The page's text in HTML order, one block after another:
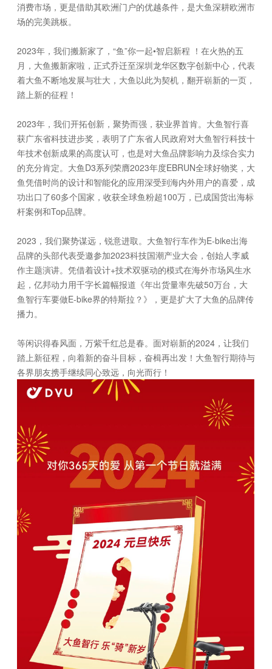
消费市场，更是借助其欧洲门户的优越条件，是大鱼深耕欧洲市
场的完美跳板。
2023年，我们搬新家了，“鱼”你一起•智启新程 ！在火热的五
月，大鱼搬新家啦，正式乔迁至深圳龙华区数字创新中心，代表
着大鱼不断地发展与壮大，大鱼以此为契机，翻开崭新的一页，
踏上新的征程！
2023年，我们开拓创新，聚势而强，获业界首肯。大鱼智行喜
获广东省科技进步奖，表明了广东省人民政府对大鱼智行科技十
年技术创新成果的高度认可，也是对大鱼品牌影响力及综合实力
的充分肯定。大鱼D3系列荣膺2023年度EBRUN全球好物奖，大
鱼凭借时尚的设计和智能化的应用深受到海内外用户的喜爱，成
功出口了60多个国家，收获全球鱼粉超100万，已成国货出海标
杆案例和Top品牌。
2023，我们聚势谋远，锐意进取。大鱼智行车作为E-bike出海
品牌的头部代表受邀参加2023科技国潮产业大会，创始人李威
作主题演讲。凭借着设计+技术双驱动的模式在海外市场风生水
起，亿邦动力用千字长篇幅报道《年出货量率先破50万台，大
鱼智行车要做E-bike界的特斯拉？》，更是扩大了大鱼的品牌传
播力。
等闲识得春风面，万紫千红总是春。面对崭新的2024，让我们
踏上新征程，向着新的奋斗目标，奋楫再出发！大鱼智行期待与
各界朋友携手继续同心致远，向光而行！